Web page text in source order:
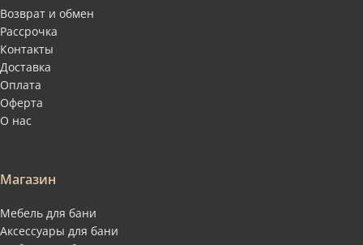
Возврат и обмен
Рассрочка
Контакты
Доставка
Оплата
Оферта
О нас
Магазин
Мебель для бани
Аксессуары для бани